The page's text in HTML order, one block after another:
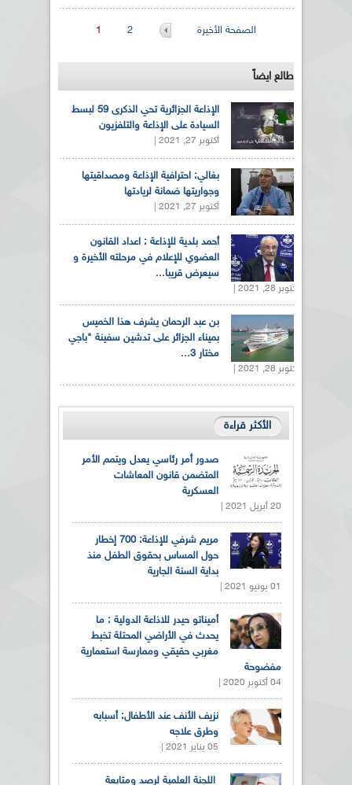
الصفحات 1 2 الصفحة الأخيرة
طالع ايضاً
الإذاعة الجزائرية تحي الذكرى 59 لبسط
السيادة على الإذاعة والتلفزيون
أكتوبر 27, 2021 |
بغالي: احترافية الإذاعة ومصداقيتها
وجواريتها ضمانة لريادتها
أكتوبر 27, 2021 |
أحمد بلدية للإذاعة : اعداد القانون
العضوي للإعلام في مرحلته الأخيرة و
سيعرض قريبا...
أكتوبر 28, 2021 |
بن عبد الرحمان يشرف هذا الخميس
بميناء الجزائر على تدشين سفينة "باجي
مختار 3...
أكتوبر 28, 2021 |
الأكثر قراءة
صدور أمر رئاسي يعدل ويتمم الأمر
المتضمن قانون المعاشات
العسكرية
20 أبريل 2021 |
مريم شرفي للإذاعة: 700 إخطار
حول المساس بحقوق الطفل منذ
بداية السنة الجارية
01 يونيو 2021 |
أميناتو حيدر للاذاعة الدولية : ما
يحدث في الأراضي المحتلة تخبط
مغربي حقيقي وممارسة استعمارية
مفضوحة
04 أكتوبر 2020 |
نزيف الأنف عند الأطفال: أسبابه
وطرق علاجه
05 يناير 2021 |
اللجنة العلمية لرصد ومتابعة